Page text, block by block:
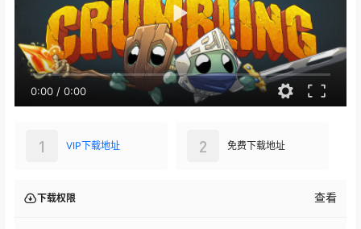
0:00 / 0:00
VIP下载地址
1 免费下载地址
2
下载权限 查看